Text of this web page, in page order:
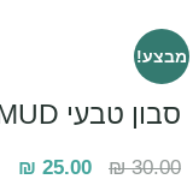
מבצע!
סבון טבעי MUD+
₪30.00
₪ 25.00